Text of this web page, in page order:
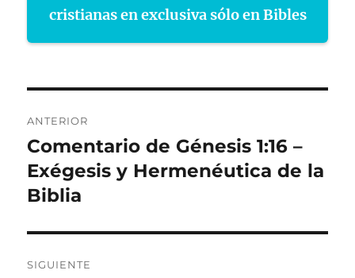
cristianas en exclusiva sólo en Bibles
de
entradas
ANTERIOR
Entrada
anterior:
Comentario de Génesis 1:16 –
Exégesis y Hermenéutica de la
Biblia
SIGUIENTE